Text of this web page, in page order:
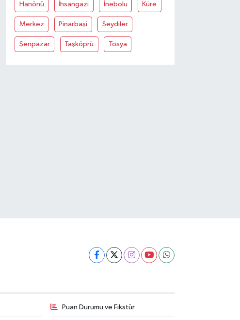
Hanönü İhsangazi İnebolu Küre
Merkez Pinarbaşi Seydiler
Şenpazar Taşköprü Tosya
Puan Durumu ve Fikstür